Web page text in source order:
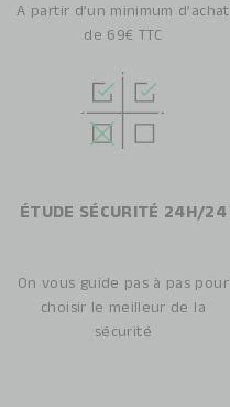
A partir d’un minimum d’achat
de 69€ TTC
ÉTUDE SÉCURITÉ 24H/24
On vous guide pas à pas pour
choisir le meilleur de la
sécurité